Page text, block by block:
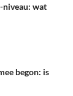
wat
begon: is